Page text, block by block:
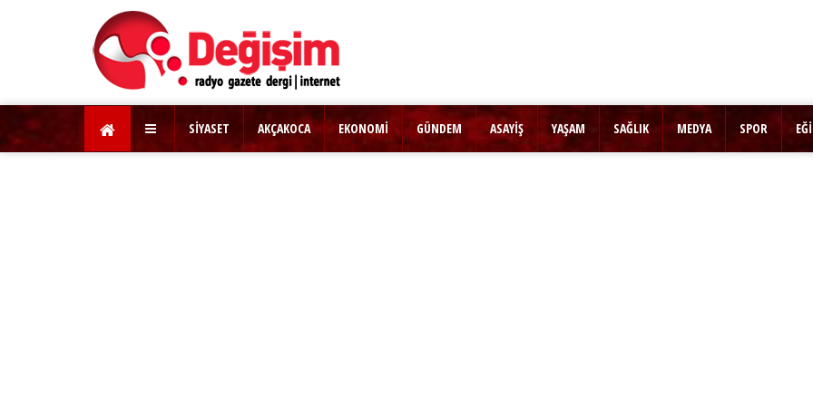
SİYASET AKÇAKOCA EKONOMİ GÜNDEM ASAYİŞ YAŞAM SAĞLIK MEDYA SPOR